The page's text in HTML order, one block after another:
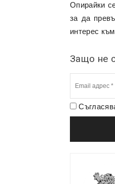
Опирайки
за да
интерес
Защо не